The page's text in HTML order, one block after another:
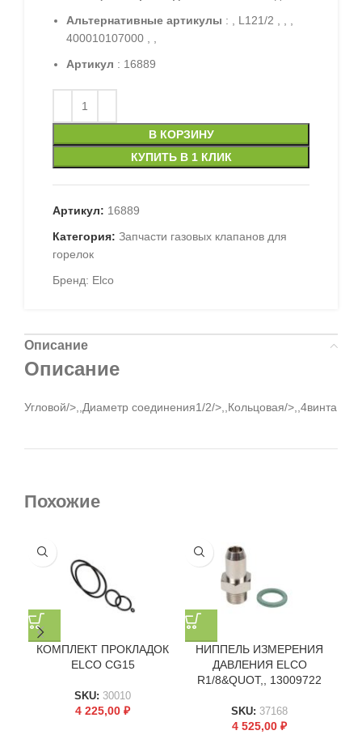
Альтернативные артикулы : , L121/2 , , ,
400010107000 , ,
Артикул : 16889
В КОРЗИНУ
КУПИТЬ В 1 КЛИК
Артикул: 16889
Категория: Запчасти газовых клапанов для
горелок
Бренд: Elco
Описание
Описание
Угловой/>,,Диаметр соединения1/2/>,,Кольцовая/>,,4винта
Похожие
КОМПЛЕКТ ПРОКЛАДОК
ELCO CG15
SKU: 30010
4 225,00 ₽
НИППЕЛЬ ИЗМЕРЕНИЯ
ДАВЛЕНИЯ ELCO
R1/8&QUOT,, 13009722
SKU: 37168
4 525,00 ₽